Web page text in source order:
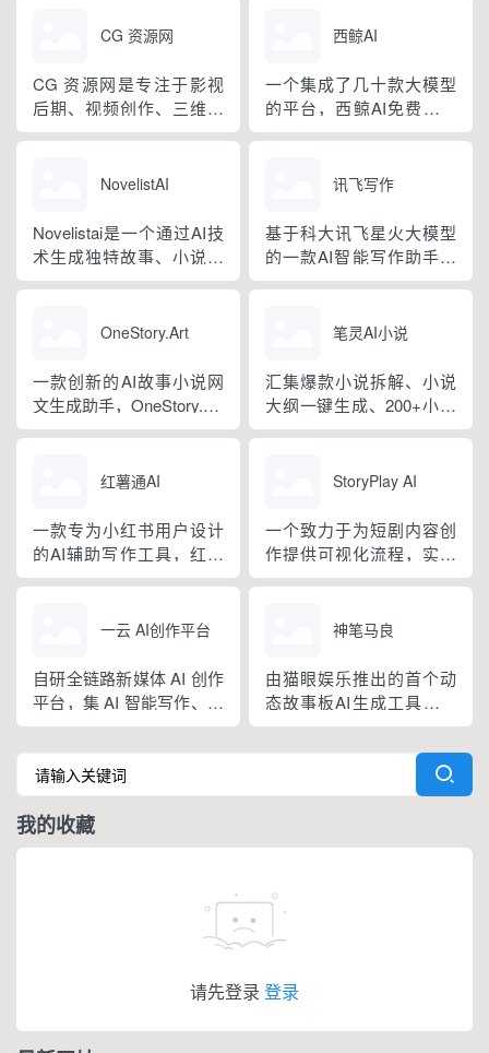
本和写作短篇小说。
运营，深耕游戏美术行业
资源分享、技能教学、社
群交流于一体，围绕 3ds
Max、Maya、UE5、
CG 资源网
CG 资源网是专注于影视
后期、视频创作、三维设
计领域的综合资源分享平
材、音频音效、剪辑特效
件脚本，资源适配 AE、
PR、FCPX、达芬奇、
Blender 等主流设计软件，
西鲸AI
一个集成了几十款大模型
的平台，西鲸AI免费提供
文生文大模型的使用，支
SD，以及RAG知识库功
NovelistAI
Novelistai是一个通过AI技
术生成独特故事、小说和
交互式书籍的网站，作家
派和风格来生成自己的个
本封面图片和编辑工具，
帮助作家创作独特的故
事、小说和互动书籍。
讯飞写作
基于科大讯飞星火大模型
的一款AI智能写作助手，
支持AI对话、多场景模
缩写续写、AI文生图图生
方位提升用户的写作效
率。
OneStory.Art
一款创新的AI故事小说网
文生成助手，OneStory.Art
通过AI快速生成连续性、
文，提供影视分镜、网文
内容创作。
笔灵AI小说
汇集爆款小说拆解、小说
大纲一键生成、200+小说
生成器、总结网文大神写
红薯通AI
一款专为小红书用户设计
的AI辅助写作工具，红薯
通AI通过输入关键词即可
记，并支持提取和改写已
StoryPlay AI
一个致力于为短剧内容创
作提供可视化流程，实现
剧本策划、剧本创作、剧
作全工作流的AI赋能，实
效的AI短剧剧本创作工具
一云 AI创作平台
自研全链路新媒体 AI 创作
平台，集 AI 智能写作、一
键排版、热点挖掘、多平
台一键分发于一体
神笔马良
由猫眼娱乐推出的首个动
态故事板AI生成工具，神
笔马良专为影视行业设
计，特别适用于长剧本的
解析和创作。它通过AI技
术实现从文字到影像的转
我的收藏
请先登录 登录